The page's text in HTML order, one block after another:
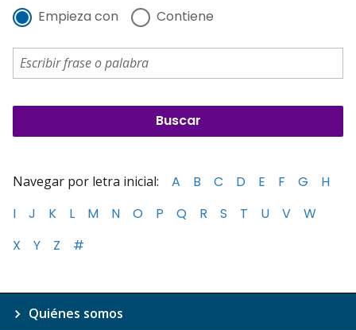
Empieza con Contiene
Navegar por letra inicial: A B C D E F G
H
I
J K L M N O P Q R S T U V
W
X
Y Z #
Quiénes somos